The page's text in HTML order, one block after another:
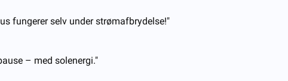
fungerer selv under strømafbrydelse!"
– med solenergi."